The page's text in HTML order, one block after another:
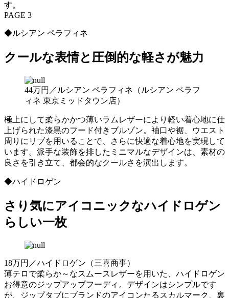
す。
PAGE 3
◆ルシアン ペラフィネ
クールな表情と圧倒的な軽さが魅力
44万円／ルシアン ペラフィネ（ルシアン ペラフ
ィネ 東京ミッドタウン店）
極上にして柔らかかつ薄いラムレザーにより軽い着心地に仕
上げられた漆黒のフード付きブルゾン。袖口や裾、ウエスト
周りにリブを用いることで、さらに快適な着心地を実現して
います。派手な装飾を排したミニマルなデザインは、素材の
良さを引き立て、都会的なクールさを演出します。
◆ハイドロゲン
さり気にアイコニックなハイドロゲン
らしい一枚
18万円／ハイドロゲン（三喜商事）
薄テロで柔らか～なスムースレザーを用いた、ハイドロゲン
お得意のジップアップフーディ。デザインはシンプルです
が、ジップタブにブランドのアイコンたるスカルマーク、裏